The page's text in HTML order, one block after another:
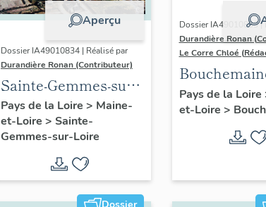
Aperçu
Dossier IA49010834 | Réalisé par
Durandière Ronan (Contributeur)
Sainte-Gemmes-sur-
Loire : présentation
de la commune
Pays de la Loire > Maine-
et-Loire > Sainte-
Gemmes-sur-Loire
Dossier IA49010833 |
Durandière Ronan
Le Corre Chloé
commune
Pays de la Loire
et-Loire >